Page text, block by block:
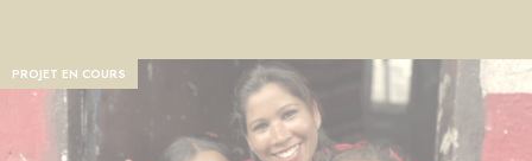
PROJET EN COURS